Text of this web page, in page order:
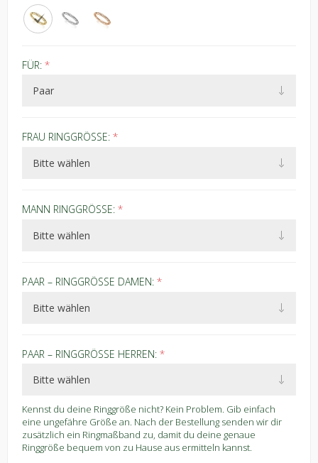
FÜR: *
FRAU RINGGRÖSSE: *
MANN RINGGRÖSSE: *
PAAR – RINGGRÖSSE DAMEN: *
PAAR – RINGGRÖSSE HERREN: *
Kennst du deine Ringgröße nicht? Kein Problem. Gib einfach
eine ungefähre Größe an. Nach der Bestellung senden wir dir
zusätzlich ein Ringmaßband zu, damit du deine genaue
Ringgröße bequem von zu Hause aus ermitteln kannst.